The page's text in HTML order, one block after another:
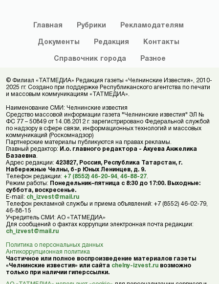
Главная Рубрики Рекламодателям
Документы Редакция Контакты
Справочник города Разное
© Филиал «ТАТМЕДИА» Редакция газеты «Челнинские Известия», 2010-
2025 гг. Создано при поддержке Республиканского агентства по печати
и массовым коммуникациям «ТАТМЕДИА».
Наименование СМИ: Челнинские известия
Средство массовой информации газета "Челнинские известия" ЭЛ №
ФС 77 – 50849 от 14.08.2012 г. зарегистрировано Федеральной службой
по надзору в сфере связи, информационных технологий и массовых
коммуникаций (Роскомнадзор)
Партнерские материалы публикуются на правах рекламы.
Главный редактор: И.о. главного редактора - Акуева Анжелика
Базаевна
Адрес редакции: 423827, Россия, Республика Татарстан, г.
Набережные Челны, б-р Юных Ленинцев, д. 9.
Телефон редакции: +7 (8552) 46-20-94 46-88-27
Режим работы: Понедельник–пятница с 8:30 до 17:00. Выходные:
суббота, воскресенье.
E-mail: ch_izvest@mail.ru
Телефон рекламной службы и приема объявлений: +7 (8552) 46-02-79,
46-88-15
Учредитель СМИ: АО «ТАТМЕДИА»
Для сообщений о фактах коррупции электронная почта редакции:
ch_izvest@mail.ru
Политика о персональных данных
Антикоррупционная политика
Частичное или полное воспроизведение материалов газеты
«Челнинские известия» или сайта chelny-izvest.ru возможно
только при наличии гиперссылки.